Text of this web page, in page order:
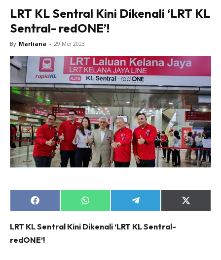
LRT KL Sentral Kini Dikenali ‘LRT KL
Sentral- redONE’!
By Marliana - 29 Mei 2023
Share
on
Share
on
Share
on
Share
on
LRT KL Sentral Kini Dikenali ‘LRT KL Sentral-
redONE’!